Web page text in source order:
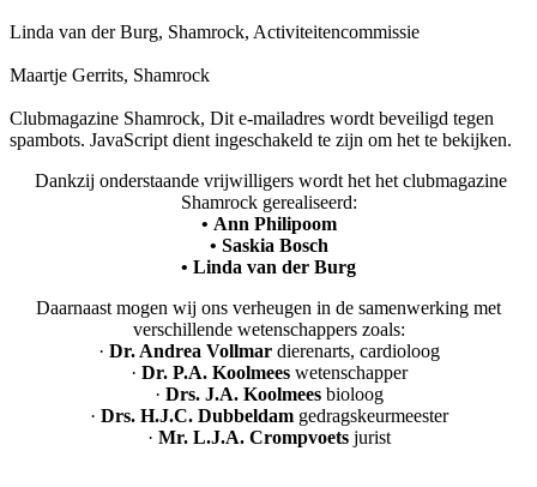
Linda van der Burg, Shamrock, Activiteitencommissie
Maartje Gerrits, Shamrock
Clubmagazine Shamrock, Dit e-mailadres wordt beveiligd tegen
spambots. JavaScript dient ingeschakeld te zijn om het te bekijken.
Dankzij onderstaande vrijwilligers wordt het het clubmagazine
Shamrock gerealiseerd:
• Ann Philipoom
• Saskia Bosch
• Linda van der Burg
Daarnaast mogen wij ons verheugen in de samenwerking met
verschillende wetenschappers zoals:
· Dr. Andrea Vollmardierenarts, cardioloog
· Dr. P.A. Koolmeeswetenschapper
· Drs. J.A. Koolmeesbioloog
· Drs. H.J.C. Dubbeldamgedragskeurmeester
· Mr. L.J.A. Crompvoetsjurist